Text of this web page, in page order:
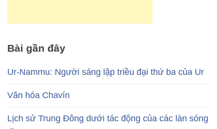
Bài gần đây
Ur-Nammu: Người sáng lập triều đại thứ ba của Ur
Văn hóa Chavín
Lịch sử Trung Đông dưới tác động của các làn sóng